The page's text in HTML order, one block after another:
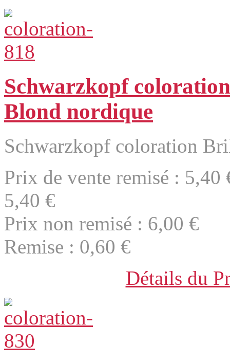
Schwarzkopf
Blond nordique
Schwarzkopf coloration
Prix de vente remisé : 5,40
5,40 €
Prix non remisé : 6,00 €
Remise : 0,60 €
Détails du